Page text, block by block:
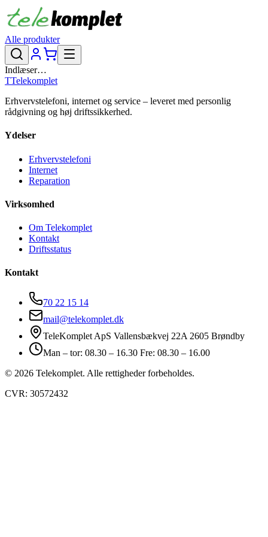
Alle produkter
Indlæser…
TTelekomplet
Erhvervstelefoni, internet og service – leveret med personlig
rådgivning og høj driftssikkerhed.
Ydelser
Erhvervstelefoni
Internet
Reparation
Virksomhed
Om Telekomplet
Kontakt
Driftsstatus
Kontakt
70 22 15 14
mail@telekomplet.dk
TeleKomplet ApS Vallensbækvej 22A 2605 Brøndby
Man – tor: 08.30 – 16.30 Fre: 08.30 – 16.00
© 2026 Telekomplet. Alle rettigheder forbeholdes.
CVR: 30572432